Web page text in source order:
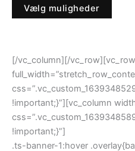
Vælg muligheder
[/vc_column][/vc_row][vc_row
!important;}”][vc_column
!important;}”]
.ts-banner-1:hover